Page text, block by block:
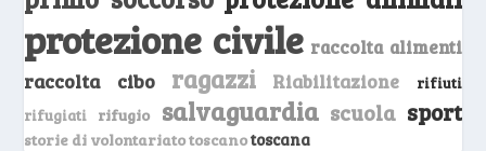
protezione civile raccolta alimenti
raccolta cibo ragazzi Riabilitazione
rifiuti
rifugiati
rifugio salvaguardia scuola sport
storie di volontariato toscanotoscana